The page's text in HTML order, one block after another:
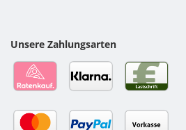
Unsere Zahlungsarten